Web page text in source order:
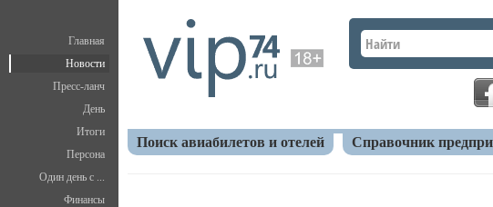
Главная
Новости
Пресс-ланч
День
Итоги
Персона
Один день с ...
Финансы
Поиск авиабилетов и отелей Справочник